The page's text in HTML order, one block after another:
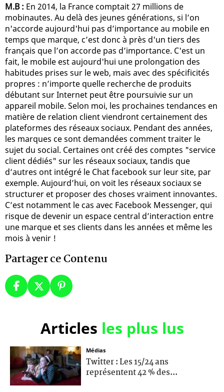
M.B : En 2014, la France comptait 27 millions de
mobinautes. Au delà des jeunes générations, si l’on
n'accorde aujourd'hui pas d’importance au mobile en
temps que marque, c’est donc à près d'un tiers des
français que l’on accorde pas d’importance. C'est un
fait, le mobile est aujourd'hui une prolongation des
habitudes prises sur le web, mais avec des spécificités
propres : n’importe quelle recherche de produits
débutant sur Internet peut être poursuivie sur un
appareil mobile. Selon moi, les prochaines tendances en
matière de relation client viendront certainement des
plateformes des réseaux sociaux. Pendant des années,
les marques ce sont demandées comment traiter le
sujet du social. Certaines ont créé des comptes "service
client dédiés" sur les réseaux sociaux, tandis que
d’autres ont intégré le Chat facebook sur leur site, par
exemple. Aujourd’hui, on voit les réseaux sociaux se
structurer et proposer des choses vraiment innovantes.
C’est notamment le cas avec Facebook Messenger, qui
risque de devenir un espace central d’interaction entre
une marque et ses clients dans les années et même les
mois à venir !
Partager ce Contenu
Articles les plus lus
Médias
Twitter : Les 15/24 ans
représentent 42 % des...